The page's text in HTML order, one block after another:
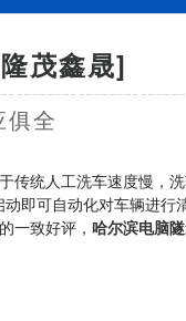
茂鑫晟]
全
传统人工洗车速度慢，
即可自动化对车辆进行
一致好评， 哈尔滨电脑